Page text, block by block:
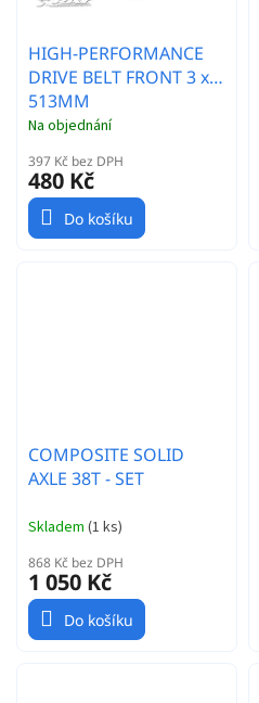
HIGH-PERFORMANCE
DRIVE BELT FRONT 3 x
513MM
Na objednání
397 Kč bez DPH
480 Kč
Do košíku
COMPOSITE SOLID
AXLE 38T - SET
Skladem (1 ks)
868 Kč bez DPH
1 050 Kč
Do košíku